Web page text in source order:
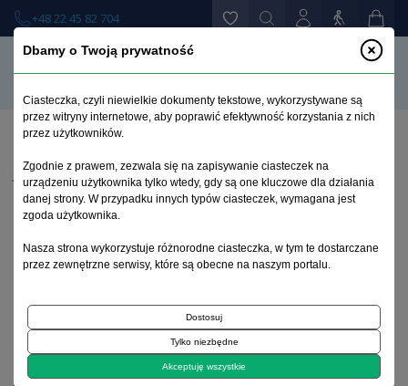
+48 22 45 82 704
Jak mówić o uzależnieniach. Przewodnik po języku
niedyskryminującym
Dbamy o Twoją prywatność
Ciasteczka, czyli niewielkie dokumenty tekstowe, wykorzystywane są
przez witryny internetowe, aby poprawić efektywność korzystania z nich
przez użytkowników.
Zgodnie z prawem, zezwala się na zapisywanie ciasteczek na
urządzeniu użytkownika tylko wtedy, gdy są one kluczowe dla działania
danej strony. W przypadku innych typów ciasteczek, wymagana jest
zgoda użytkownika.
Nasza strona wykorzystuje różnorodne ciasteczka, w tym te dostarczane
przez zewnętrzne serwisy, które są obecne na naszym portalu.
Dostosuj
Tylko niezbędne
Akceptuję wszystkie